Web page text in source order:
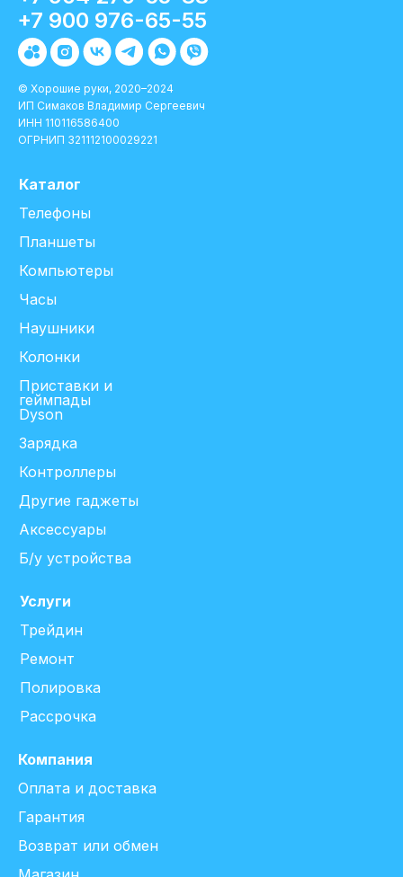
Каталог
Услуги
Телефоны
Трейдин
Планшеты
Ремонт
Компьютеры
Полировка
Часы
Рассрочка
Наушники
Колонки
Приставки и
геймпады
Dyson
Зарядка
Контроллеры
Другие гаджеты
Аксессуары
Компания
© Хорошие руки, 2020–2024
ИП Симаков Владимир Сергеевич
ИНН 110116586400
ОГРНИП 321112100029221
Б/у устройства
Оплата и доставка
Возврат или обмен
Гарантия
+7 900 976-65-55